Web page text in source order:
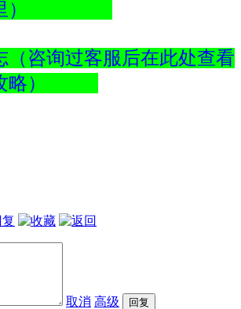
这里）
（咨询过客服后在此处查看
攻略）
取消 高级